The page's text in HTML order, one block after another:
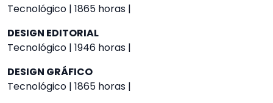
Tecnológico | 1865 horas |
DESIGN EDITORIAL
Tecnológico | 1946 horas |
DESIGN GRÁFICO
Tecnológico | 1865 horas |